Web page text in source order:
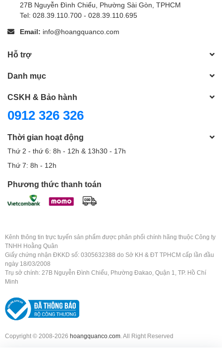
27B Nguyễn Đình Chiểu, Phường Sài Gòn, TPHCM
Tel: 028.39.110.700 - 028.39.110.695
Email: info@hoangquanco.com
Hỗ trợ
Danh mục
CSKH & Bảo hành
0912 326 326
Thời gian hoạt động
Thứ 2 - thứ 6: 8h - 12h & 13h30 - 17h
Thứ 7: 8h - 12h
Phương thức thanh toán
Kênh thông tin trực tuyến sản phẩm được phân phối chính hãng thuộc Công ty
TNHH Hoằng Quân
Giấy chứng nhận ĐKKD số: 0305632388 do Sở KH & ĐT TPHCM cấp lần đầu
ngày 18/03/2008
Trụ sở chính: 27B Nguyễn Đình Chiểu, Phường Đakao, Quận 1, TP. Hồ Chí
Minh
Copyright © 2008-2026 hoangquanco.com . All Right Reserved